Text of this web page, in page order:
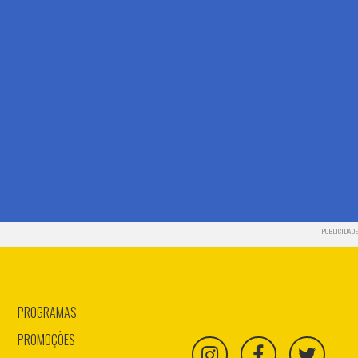
PUBLICIDADE
PROGRAMAS
PROMOÇÕES